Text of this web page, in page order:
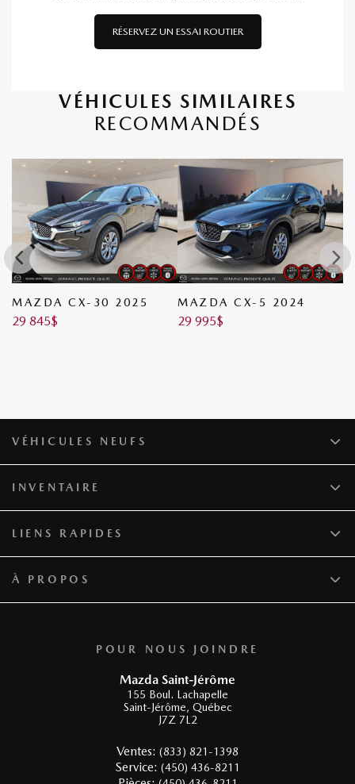
RÉSERVEZ UN ESSAI ROUTIER
VÉHICULES SIMILAIRES
RECOMMANDÉS
MAZDA CX-30 2025
29 845$
MAZDA CX-5 2024
29 995$
POUR NOUS JOINDRE
Mazda Saint-Jérôme
155 Boul. Lachapelle
Saint-Jérôme, Québec
J7Z 7L2
Ventes: (833) 821-1398
Service: (450) 436-8211
VÉHICULES NEUFS
INVENTAIRE
LIENS RAPIDES
À PROPOS